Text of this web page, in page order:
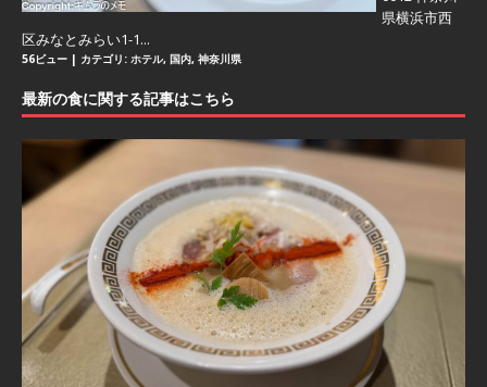
県横浜市西
区みなとみらい1-1...
56ビュー | カテゴリ: ホテル, 国内, 神奈川県
最新の食に関する記事はこちら